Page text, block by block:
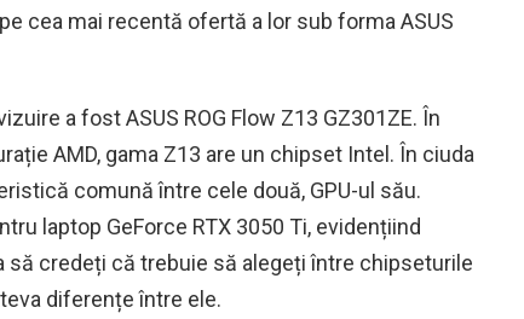
cea mai recentă ofertă a lor sub forma ASUS
a fost ASUS ROG Flow Z13 GZ301ZE. În
AMD, gama Z13 are un chipset Intel. În ciuda
comună între cele două, GPU-ul său.
laptop GeForce RTX 3050 Ti, evidențiind
să credeți că trebuie să alegeți între chipseturile
diferențe între ele.